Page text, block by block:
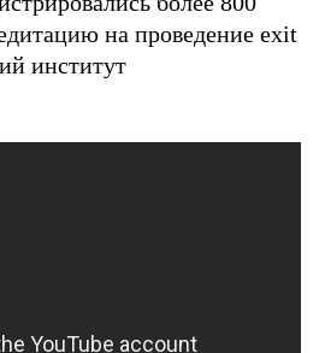
на проведение exit
институт